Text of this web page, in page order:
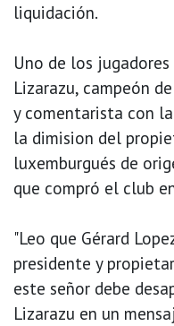
liquidación.
Uno de los
Lizarazu, campeón
y comentarista con
la dimision del
luxemburgués de
que compró el club
"Leo que Gérard
presidente y
este señor debe
Lizarazu en un